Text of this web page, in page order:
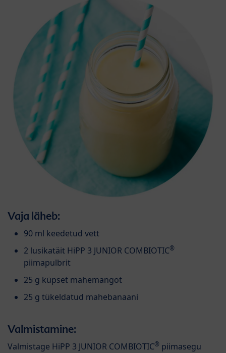
Vaja läheb:
90 ml keedetud vett
2 lusikatäit HiPP 3 JUNIOR COMBIOTIC®
piimapulbrit
25 g küpset mahemangot
25 g tükeldatud mahebanaani
Valmistamine:
Valmistage HiPP 3 JUNIOR COMBIOTIC® piimasegu